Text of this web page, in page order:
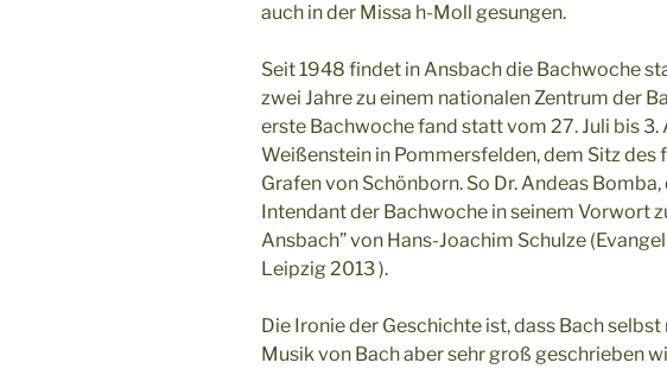
auch in der Missa h-Moll gesungen.
Seit 1948 findet in Ansbach die Bachwoche
zwei Jahre zu einem nationalen Zentrum der
erste Bachwoche fand statt vom 27. Juli bis 3.
Weißenstein in Pommersfelden, dem Sitz des
Grafen von Schönborn. So Dr. Andeas
Intendant der Bachwoche in seinem Vorwort
Ansbach” von Hans-Joachim Schulze
Leipzig 2013 ).
Die Ironie der Geschichte ist, dass Bach selbst
Musik von Bach aber sehr groß geschrieben